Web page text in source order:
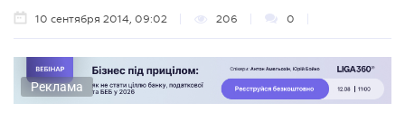
10 сентября 2014, 09:02 206 0
Реклама